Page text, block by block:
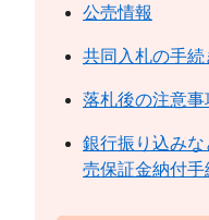
公売情報
共同入札の手続
落札後の注意事
銀行振り込み
売保証金納付手